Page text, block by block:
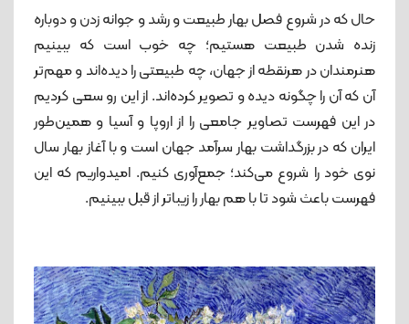
حال که در شروع فصل بهار طبیعت و رشد و جوانه زدن و دوباره
زنده شدن طبیعت هستیم؛ چه خوب است که ببینیم
هنرمندان در هرنقطه از جهان، چه طبیعتی را دیده‌اند و مهم‌تر
آن که آن را چگونه دیده و تصویر کرده‌اند. از این رو سعی کردیم
در این فهرست تصاویر جامعی را از اروپا و آسیا و همین‌طور
ایران که در بزرگداشت بهار سرآمد جهان است و با آغاز بهار سال
نوی خود را شروع می‌کند؛ جمع‌آوری کنیم‌. امیدواریم که این
فهرست باعث شود تا با هم بهار را زیباتر از قبل ببینیم.